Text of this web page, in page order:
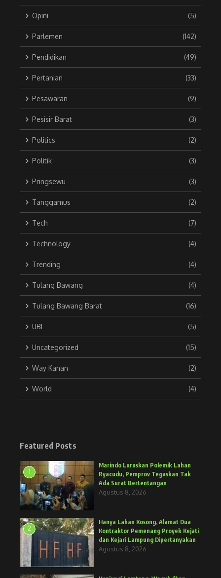
Opini (5)
Parlemen (142)
Pendidikan (49)
Pertanian (33)
Pesawaran (9)
Pesisir Barat (3)
Politics (2)
Politik (3)
Pringsewu (3)
Tanggamus (2)
Tech (7)
Technology (4)
Trending (4)
Tulang Bawang (4)
Tulang Bawang Barat (16)
UBL (5)
Uncategorized (15)
Way Kanan (2)
World (4)
Featured Posts
1
Marindo Luruskan Polemik Lahan
Ryacudu, Pemprov Tegaskan Tak
Ada Surat Bertentangan
Agustus 8, 2026
2
Hanya Lahan Kosong, Alamat Dua
Kontraktor Pemenang Proyek Kejati
dan Kejari Lampung Dipertanyakan
Agustus 8, 2026